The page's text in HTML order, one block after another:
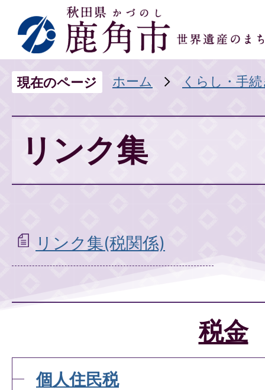
現在のページ ホーム くらし・手
リンク集
リンク集(税関係)
税金
個人住民税